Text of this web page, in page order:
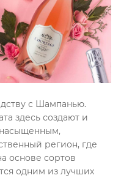
с Шампанью.
здесь создают и
регион, где
основе сортов
одним из лучших